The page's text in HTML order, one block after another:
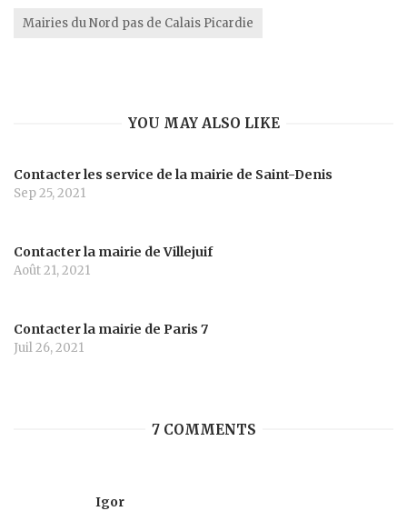
Mairies du Nord pas de Calais Picardie
YOU MAY ALSO LIKE
Contacter les service de la mairie de Saint-Denis
Sep 25, 2021
Contacter la mairie de Villejuif
Août 21, 2021
Contacter la mairie de Paris 7
Juil 26, 2021
7 COMMENTS
Igor